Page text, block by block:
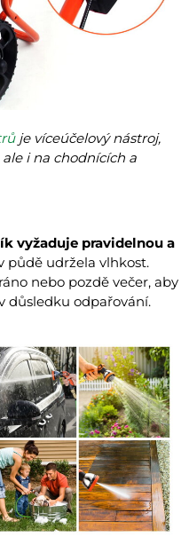
je víceúčelový nástroj,
i na chodnících a
vyžaduje pravidelnou a
půdě udržela vlhkost.
nebo pozdě večer, aby
důsledku odpařování.